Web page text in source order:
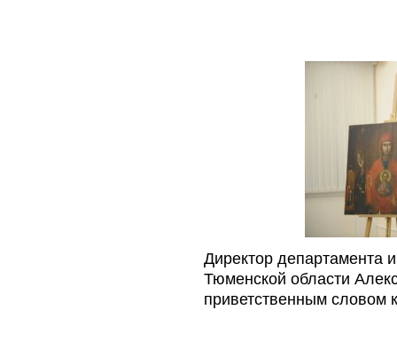
Директор департамента
Тюменской области
приветственным словом